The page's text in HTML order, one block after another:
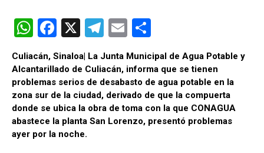
W
h
at
s
A
p
p
F
a
ce
b
o
o
k
X
T
el
e
gr
a
m
E
m
ail
o
m
p
ar
tir
Culiacán, Sinaloa| La Junta Municipal de Agua Potable y
Alcantarillado de Culiacán, informa que se tienen
problemas serios de desabasto de agua potable en la
zona sur de la ciudad, derivado de que la compuerta
donde se ubica la obra de toma con la que CONAGUA
abastece la planta San Lorenzo, presentó problemas
ayer por la noche.